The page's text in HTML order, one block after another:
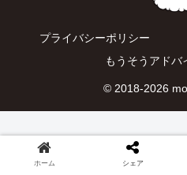
プライバシーポリシー
もうそうアドバ
© 2018-2026
ホーム シェア